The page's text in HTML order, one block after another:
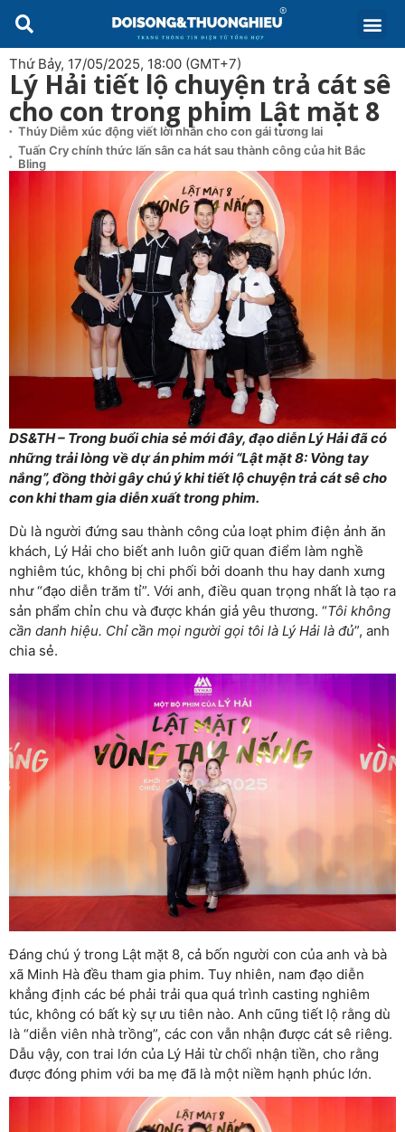
Thứ Bảy, 17/05/2025, 18:00 (GMT+7)
Lý Hải tiết lộ chuyện trả cát sê
cho con trong phim Lật mặt 8
Thúy Diễm xúc động viết lời nhắn cho con gái tương lai
Tuấn Cry chính thức lấn sân ca hát sau thành công của hit Bắc
Bling
DS&TH – Trong buổi chia sẻ mới đây, đạo diễn Lý Hải đã có
những trải lòng về dự án phim mới “Lật mặt 8: Vòng tay
nắng”, đồng thời gây chú ý khi tiết lộ chuyện trả cát sê cho
con khi tham gia diễn xuất trong phim.
Dù là người đứng sau thành công của loạt phim điện ảnh ăn
khách, Lý Hải cho biết anh luôn giữ quan điểm làm nghề
nghiêm túc, không bị chi phối bởi doanh thu hay danh xưng
như “đạo diễn trăm tỉ”. Với anh, điều quan trọng nhất là tạo ra
sản phẩm chỉn chu và được khán giả yêu thương. “Tôi không
cần danh hiệu. Chỉ cần mọi người gọi tôi là Lý Hải là đủ”, anh
chia sẻ.
Đáng chú ý trong Lật mặt 8, cả bốn người con của anh và bà
xã Minh Hà đều tham gia phim. Tuy nhiên, nam đạo diễn
khẳng định các bé phải trải qua quá trình casting nghiêm
túc, không có bất kỳ sự ưu tiên nào. Anh cũng tiết lộ rằng dù
là “diễn viên nhà trồng”, các con vẫn nhận được cát sê riêng.
Dẫu vậy, con trai lớn của Lý Hải từ chối nhận tiền, cho rằng
được đóng phim với ba mẹ đã là một niềm hạnh phúc lớn.